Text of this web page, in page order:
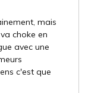
mais
choke en
avec une
c'est que